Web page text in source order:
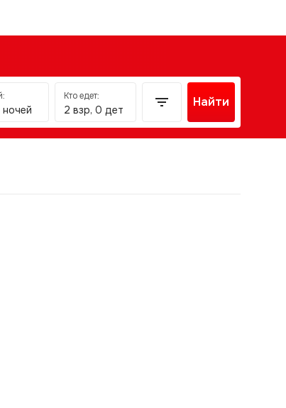
Кто едет:
2 взр, 0 дет
Найти